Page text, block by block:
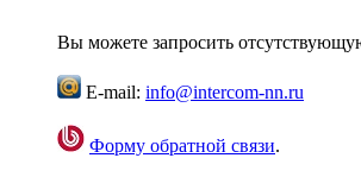
Вы можете запросить
E-mail: info@intercom-nn.ru
Форму обратной связи.